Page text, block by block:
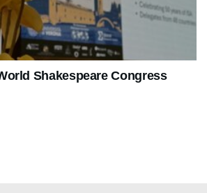
Shakespeare Congress